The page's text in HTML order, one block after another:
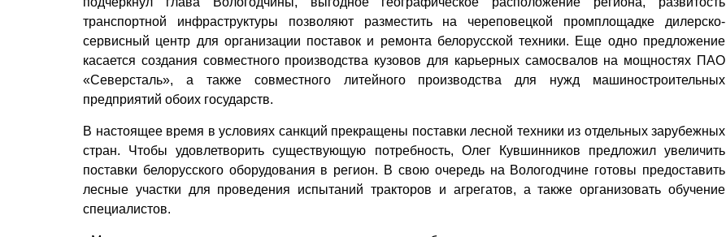
транспортной инфраструктуры позволяют разместить на череповецкой промплощадке дилерско-
сервисный центр для организации поставок и ремонта белорусской техники. Еще одно предложение
касается создания совместного производства кузовов для карьерных самосвалов на мощностях ПАО
«Северсталь», а также совместного литейного производства для нужд машиностроительных
предприятий обоих государств.
В настоящее время в условиях санкций прекращены поставки лесной техники из отдельных зарубежных
стран. Чтобы удовлетворить существующую потребность, Олег Кувшинников предложил увеличить
поставки белорусского оборудования в регион. В свою очередь на Вологодчине готовы предоставить
лесные участки для проведения испытаний тракторов и агрегатов, а также организовать обучение
специалистов.